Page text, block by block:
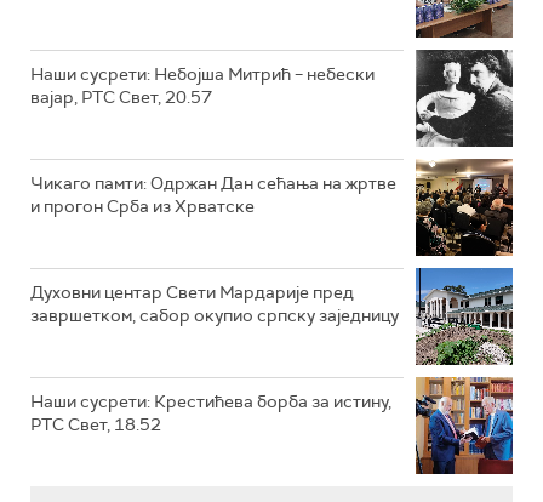
Наши сусрети: Небојша Митрић – небески
вајар, РТС Свет, 20.57
Чикаго памти: Одржан Дан сећања на жртве
и прогон Срба из Хрватске
Духовни центар Свети Мардарије пред
завршетком, сабор окупио српску заједницу
Наши сусрети: Крестићева борба за истину,
РТС Свет, 18.52